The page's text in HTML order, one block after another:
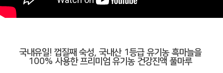
국내유일! 껍질째 숙성, 국내산 1등급 유기농 흑마늘을
100% 사용한 프리미엄 유기농 건강진액 풀마루